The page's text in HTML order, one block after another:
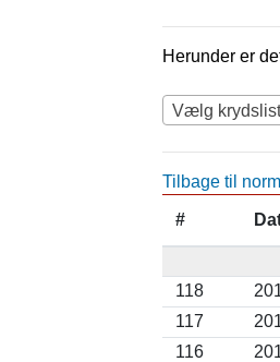
Herunder er
Vælg
Tilbage til
#
118
117
116